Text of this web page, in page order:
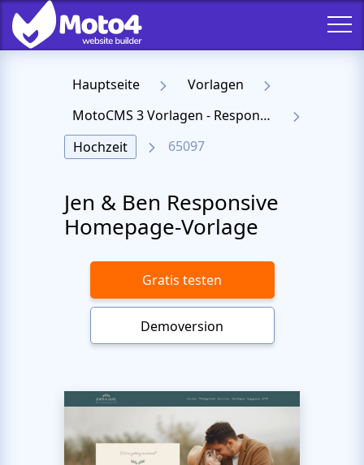
Hauptseite
Vorlagen
MotoCMS 3 Vorlagen - Responsive Templates für Website
Hochzeit
65097
Jen & Ben Responsive
Homepage-Vorlage
Gratis testen
Demoversion